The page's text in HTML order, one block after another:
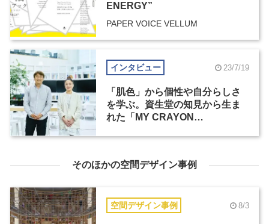
ENERGY”
PAPER VOICE VELLUM
インタビュー 23/7/19
「肌色」から個性や自分らしさ
を学ぶ。資生堂の知見から生ま
れた「MY CRAYON
そのほかの空間デザイン事例
空間デザイン事例 8/3